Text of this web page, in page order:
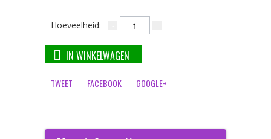
Hoeveelheid:
IN WINKELWAGEN
TWEET FACEBOOK GOOGLE+